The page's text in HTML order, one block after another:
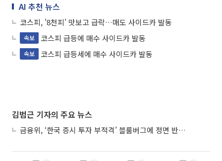
AI 추천 뉴스
코스피, '8천피' 맛보고 급락…매도 사이드카 발동
속보 코스피 급등에 매수 사이드카 발동
속보 코스피 급등세에 매수 사이드카 발동
김범근 기자의 주요 뉴스
금융위, ‘한국 증시 투자 부적격’ 블룸버그에 정면 반박…“근거 불분명”